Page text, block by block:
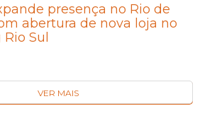
presença no Rio de
abertura de nova loja no
Sul
VER MAIS